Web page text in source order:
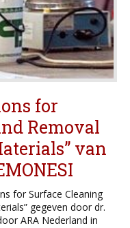
for
Removal
van
for Surface Cleaning
gegeven door dr.
ARA Nederland in